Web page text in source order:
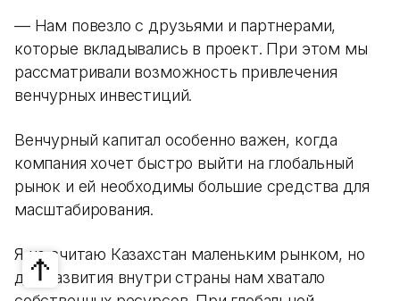
— Нам повезло с друзьями и партнерами,
которые вкладывались в проект. При этом мы
рассматривали возможность привлечения
венчурных инвестиций.
Венчурный капитал особенно важен, когда
компания хочет быстро выйти на глобальный
рынок и ей необходимы большие средства для
масштабирования.
Я не считаю Казахстан маленьким рынком, но
для развития внутри страны нам хватало